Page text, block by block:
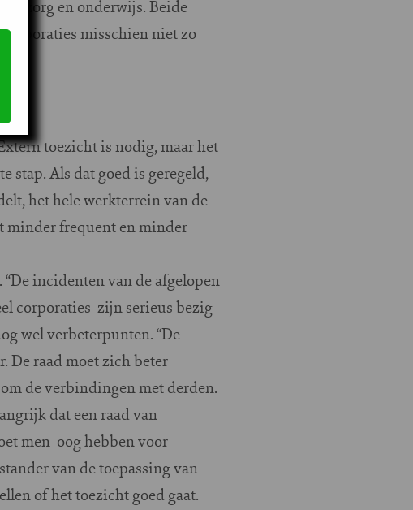
en onderwijs. Beide
misschien niet zo
toezicht is nodig, maar het
stap. Als dat goed is geregeld,
het hele werkterrein van de
minder frequent en minder
incidenten van de afgelopen
corporaties zijn serieus bezig
wel verbeterpunten. “De
De raad moet zich beter
de verbindingen met derden.
dat een raad van
men oog hebben voor
van de toepassing van
of het toezicht goed gaat.